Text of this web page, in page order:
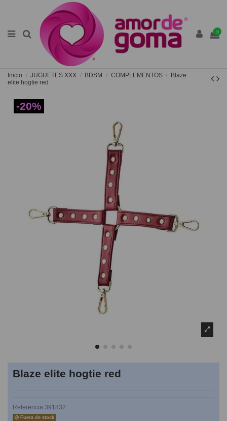
0
Inicio JUGUETES XXX BDSM COMPLEMENTOS
Blaze
elite hogtie red
-20%
Blaze elite hogtie red
Referencia 391832
Fuera de stock